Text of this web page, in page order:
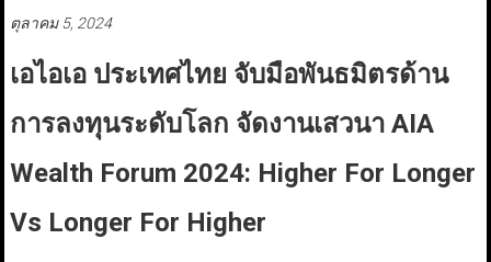
ตุลาคม 5, 2024
เอไอเอ ประเทศไทย จับมือพันธมิตรด้าน
การลงทุนระดับโลก จัดงานเสวนา AIA
Wealth Forum 2024: Higher For Longer
Vs Longer For Higher